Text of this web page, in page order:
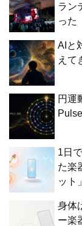
ラン
った
AIと
えて
円運
1日
た楽
ット」
身体
ー楽